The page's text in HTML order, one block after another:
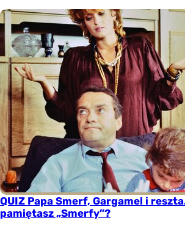
QUIZ Papa Smerf, Gargamel i
pamiętasz „Smerfy”?